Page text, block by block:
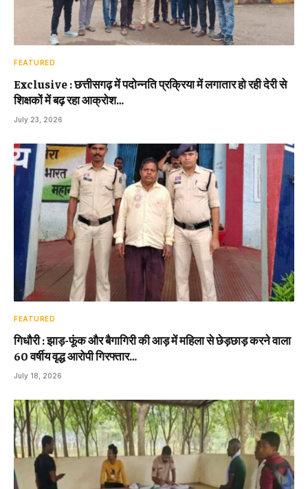
FEATURED
Exclusive : छत्तीसगढ़ में पदोन्नति प्रक्रिया में लगातार हो रही देरी से
शिक्षकों में बढ़ रहा आक्रोश…
July 23, 2026
FEATURED
गिधौरी : झाड़-फूंक और बैगागिरी की आड़ में महिला से छेड़छाड़ करने वाला
60 वर्षीय वृद्ध आरोपी गिरफ्तार…
July 18, 2026